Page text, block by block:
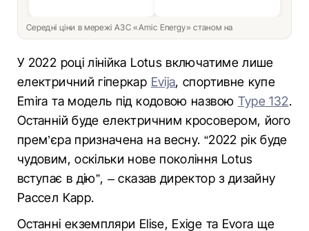
Середні ціни в мережі АЗС «Amic Energy» станом на
У 2022 році лінійка Lotus включатиме лише
електричний гіперкар Evija, спортивне купе
Emira та модель під кодовою назвою Type 132.
Останній буде електричним кросовером, його
прем’єра призначена на весну. “2022 рік буде
чудовим, оскільки нове покоління Lotus
вступає в дію”, – сказав директор з дизайну
Рассел Карр.
Останні екземпляри Elise, Exige та Evora ще